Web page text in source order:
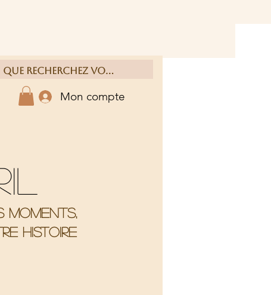
Mon compte
histoire